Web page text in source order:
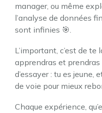
manager, ou même
l’analyse de données
sont infinies 🎯.
L’important, c’est de te
apprendras et prendras
d’essayer : tu es jeune,
de voie pour mieux
Chaque expérience,